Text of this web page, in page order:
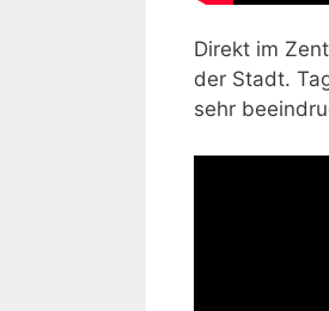
Direkt im
der Stadt.
sehr